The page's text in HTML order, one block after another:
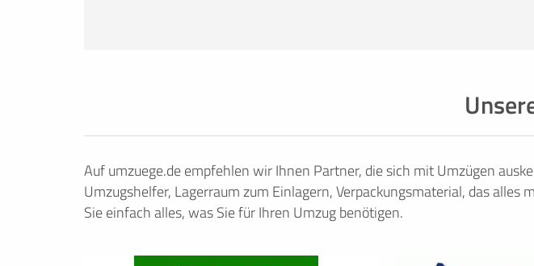
Auf umzuege.de empfehlen wir Ihnen Partner, die sich mit Umzügen
Umzugshelfer, Lagerraum zum Einlagern, Verpackungsmaterial, das
Sie einfach alles, was Sie für Ihren Umzug benötigen.